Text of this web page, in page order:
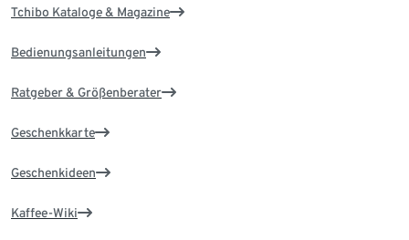
Tchibo Kataloge & Magazine
Bedienungsanleitungen
Ratgeber & Größenberater
Geschenkkarte
Geschenkideen
Kaffee-Wiki